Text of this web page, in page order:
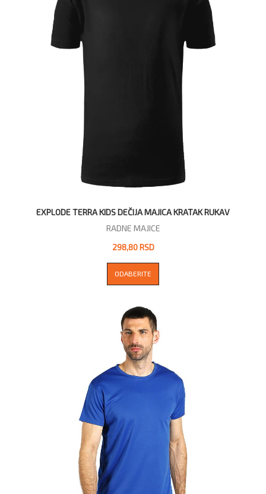
EXPLODE TERRA KIDS DEČIJA MAJICA KRATAK RUKAV
RADNE MAJICE
298,80 RSD
ODABERITE